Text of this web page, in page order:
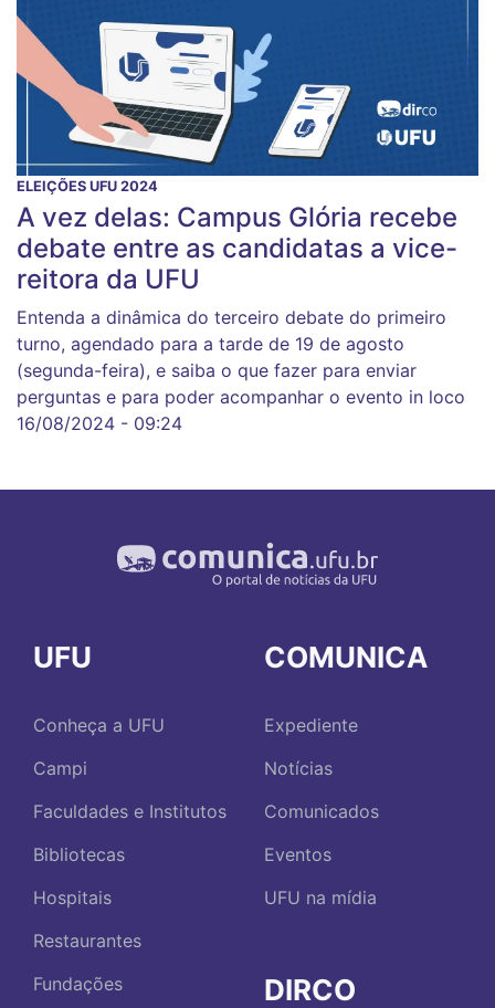
ELEIÇÕES UFU 2024
A vez delas: Campus Glória recebe
debate entre as candidatas a vice-
reitora da UFU
Entenda a dinâmica do terceiro debate do primeiro
turno, agendado para a tarde de 19 de agosto
(segunda-feira), e saiba o que fazer para enviar
perguntas e para poder acompanhar o evento in loco
16/08/2024 - 09:24
UFU
Conheça a UFU
Campi
Faculdades e Institutos
Bibliotecas
Hospitais
Restaurantes
Fundações
COMUNICA
Expediente
Notícias
Comunicados
Eventos
UFU na mídia
DIRCO